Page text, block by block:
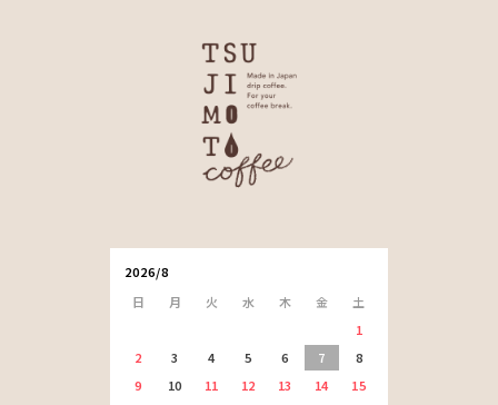
2026/8
日
月 火 水 木 金
土
1
2
3 4 5 6 7
8
9
10 11 12 13 14
15